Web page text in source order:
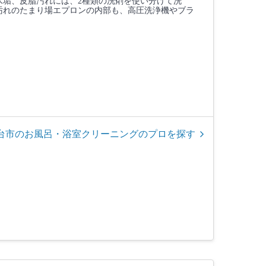
のたまり場エプロンの内部も、高圧洗浄機やブラ
市のお風呂・浴室クリーニングのプロを探す